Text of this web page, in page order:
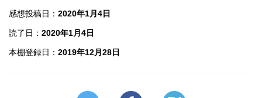
感想投稿日： 2020年1月4日
読了日： 2020年1月4日
本棚登録日： 2019年12月28日